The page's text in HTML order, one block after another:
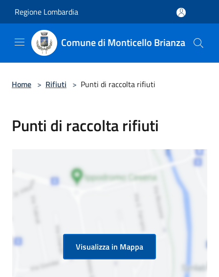
Regione Lombardia
Comune di Monticello Brianza
Home > Rifiuti > Punti di raccolta rifiuti
Punti di raccolta rifiuti
Visualizza in Mappa